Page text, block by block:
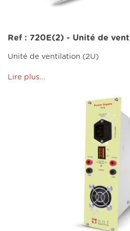
Ref : 720E(2) - Unité de
Unité de ventilation (2U)
Lire plus...